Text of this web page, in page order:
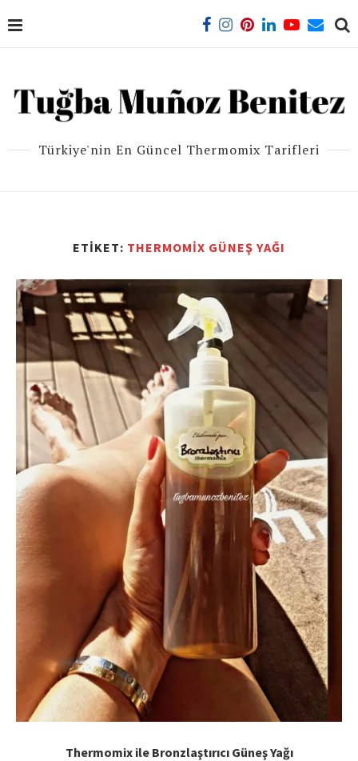
Türkiye'nin En Güncel Thermomix Tarifleri
ETIKET: THERMOMIX GÜNEŞ YAĞI
Thermomix ile Bronzlaştırıcı Güneş Yağı